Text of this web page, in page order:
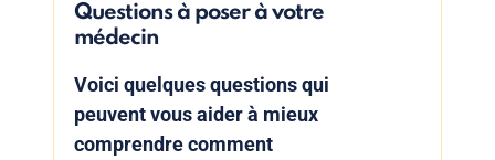
Questions à poser à votre
médecin
Voici quelques questions qui
peuvent vous aider à mieux
comprendre comment